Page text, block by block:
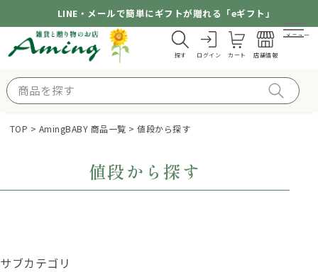
LINE・メールで簡単にギフトが贈れる「eギフト」
探す ログイン カート 店舗情報
メニュー
TOP AmingBABY 商品一覧 値段から探す
値段から探す
サブカテゴリ